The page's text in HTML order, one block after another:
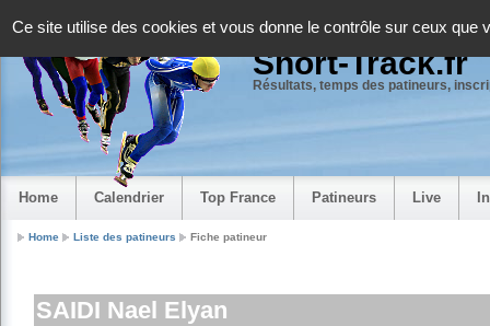
Ce site utilise des cookies et vous donne le contrôle sur ceux que
Short-Track.fr
Résultats, temps des patineurs,
Home Calendrier Top France Patineurs Live
Home Liste des patineurs Fiche patineur
SAIDI Nael Elyan